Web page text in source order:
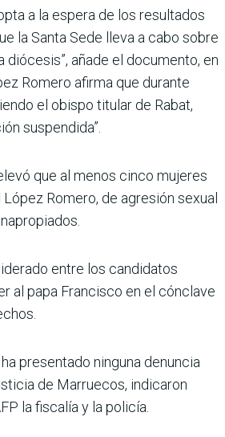
a la espera de los resultados
la Santa Sede lleva a cabo sobre
diócesis”, añade el documento, en
Romero afirma que durante
el obispo titular de Rabat,
suspendida”.
que al menos cinco mujeres
Romero, de agresión sexual
entre los candidatos
al papa Francisco en el cónclave
presentado ninguna denuncia
de Marruecos, indicaron
la fiscalía y la policía.